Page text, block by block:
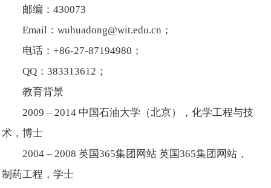
邮编：430073
Email：wuhuadong@wit.edu.cn；
电话：+86-27-87194980；
QQ：383313612；
教育背景
2009 – 2014 中国石油大学（北京），化学工程与技
术，博士
2004 – 2008 英国365集团网站 英国365集团网站，
制药工程，学士